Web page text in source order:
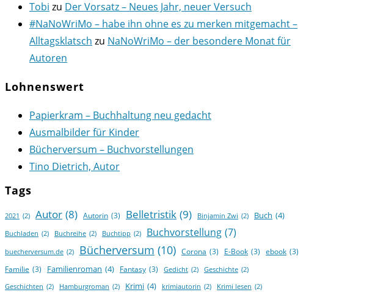
Tobi zu Der Vorsatz – Neues Jahr, neuer Versuch
#NaNoWriMo – habe ihn ohne es zu merken mitgemacht –
Alltagsklatsch zu NaNoWriMo – der besondere Monat für
Autoren
Lohnenswert
Papierkram – Buchhaltung neu gedacht
Ausmalbilder für Kinder
Bücherversum – Buchvorstellungen
Tino Dietrich, Autor
Tags
2021 (2) Autor (8) Autorin (3) Belletristik (9) Binjamin Zwi (2) Buch (4)
Buchladen (2) Buchreihe (2) Buchtipp (2) Buchvorstellung (7)
buecherversum.de (2) Bücherversum (10) Corona (3) E-Book (3) ebook (3)
Familie (3) Familienroman (4) Fantasy (3) Gedicht (2) Geschichte (2)
Geschichten (2) Hamburgroman (2) Krimi (4) krimiautorin (2) Krimi lesen (2)